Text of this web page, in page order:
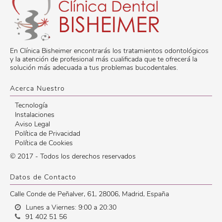
En Clínica Bisheimer encontrarás los tratamientos odontológicos
y la atención de profesional más cualificada que te ofrecerá la
solución más adecuada a tus problemas bucodentales.
Acerca Nuestro
Tecnología
Instalaciones
Aviso Legal
Política de Privacidad
Política de Cookies
© 2017 - Todos los derechos reservados
Datos de Contacto
Calle Conde de Peñalver, 61, 28006, Madrid, España
Lunes a Viernes: 9:00 a 20:30
91 402 51 56